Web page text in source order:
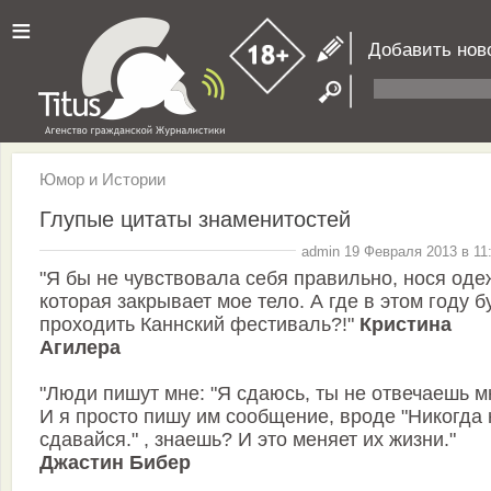
≡ Добавить
Юмор и Истории
Глупые цитаты знаменитостей
admin 19 Февраля 2013 в
"Я бы не чувствовала себя правильно, нося
которая закрывает мое тело. А где в этом году
проходить Каннский фестиваль?!" Кристина
Агилера
"Люди пишут мне: "Я сдаюсь, ты не отвечаешь
И я просто пишу им сообщение, вроде "Никогда
сдавайся." , знаешь? И это меняет их жизни."
Джастин Бибер